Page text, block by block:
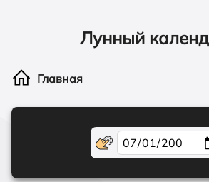
Лунный